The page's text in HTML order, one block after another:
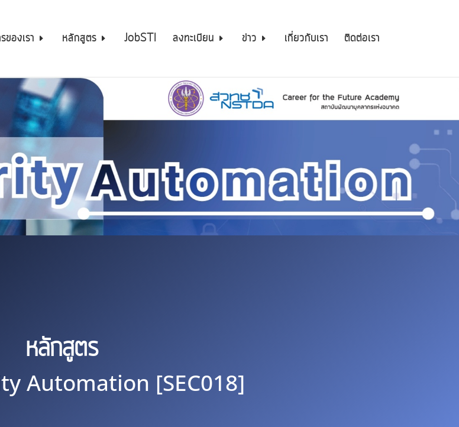
ของเรา หลักสูตร JobSTI ลงทะเบียน ข่าว เกี่ยวกับเรา ติดต่อเรา
หลักสูตร
Automation [SEC018]